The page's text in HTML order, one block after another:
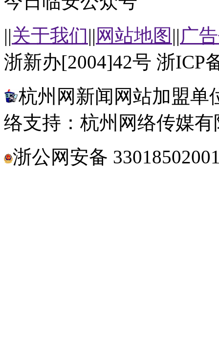
||关于我们|| 网站地图 ||广
浙新办[2004]42号 浙ICP
杭州网新闻网站加盟单
络支持：杭州网络传媒有
浙公网安备